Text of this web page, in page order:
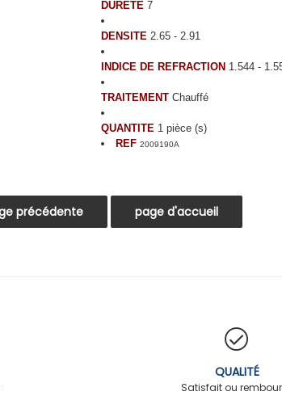
DURETE 7
DENSITE 2.65 - 2.91
INDICE DE REFRACTION 1.544 -
TRAITEMENT Chauffé
QUANTITE 1 pièce (s)
REF 2009190A
QUALITÉ
Satisfait ou